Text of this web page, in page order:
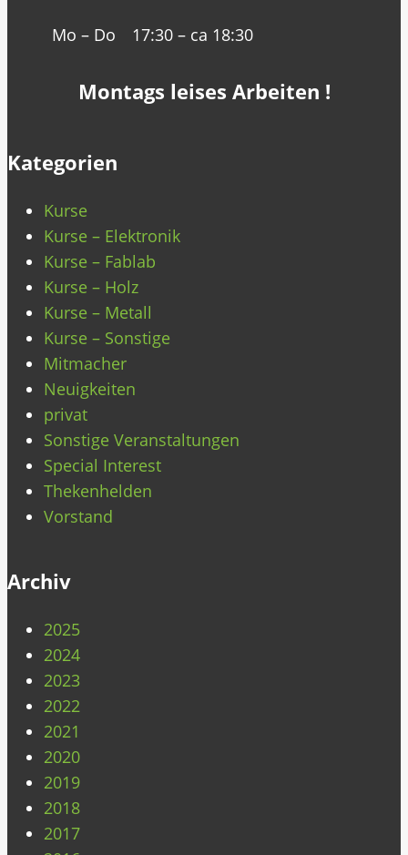
Mo – Do 17:30 – ca 18:30
Montags leises Arbeiten !
Kategorien
Kurse
Kurse – Elektronik
Kurse – Fablab
Kurse – Holz
Kurse – Metall
Kurse – Sonstige
Mitmacher
Neuigkeiten
privat
Sonstige Veranstaltungen
Special Interest
Thekenhelden
Vorstand
Archiv
2025
2024
2023
2022
2021
2020
2019
2018
2017